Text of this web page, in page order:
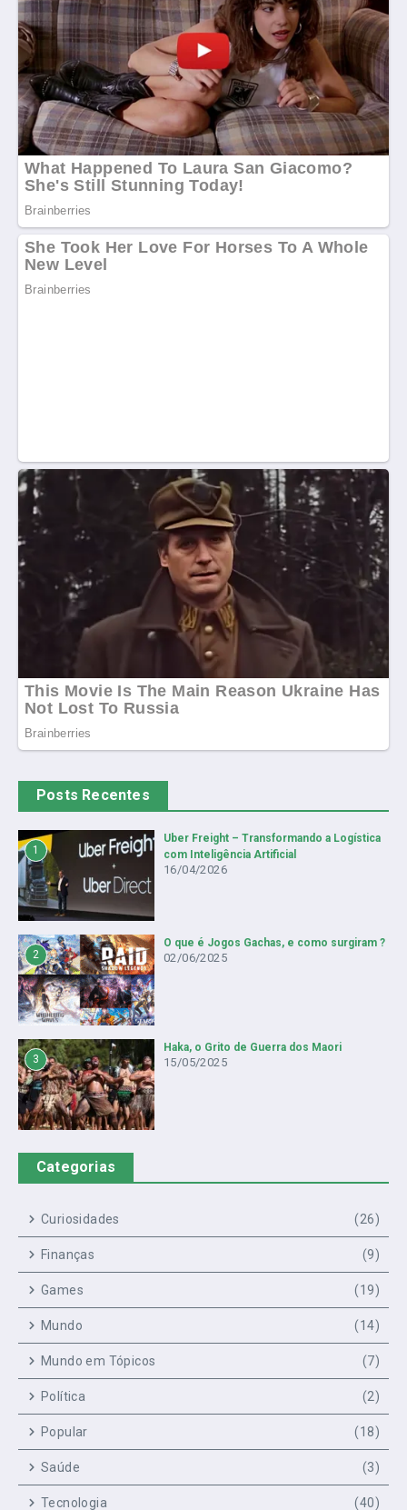
Posts Recentes
1
Uber Freight – Transformando a Logística
com Inteligência Artificial
16/04/2026
2
O que é Jogos Gachas, e como surgiram ?
02/06/2025
3
Haka, o Grito de Guerra dos Maori
15/05/2025
Categorias
Curiosidades (26)
Finanças (9)
Games (19)
Mundo (14)
Mundo em Tópicos (7)
Política (2)
Popular (18)
Saúde (3)
Tecnologia (40)